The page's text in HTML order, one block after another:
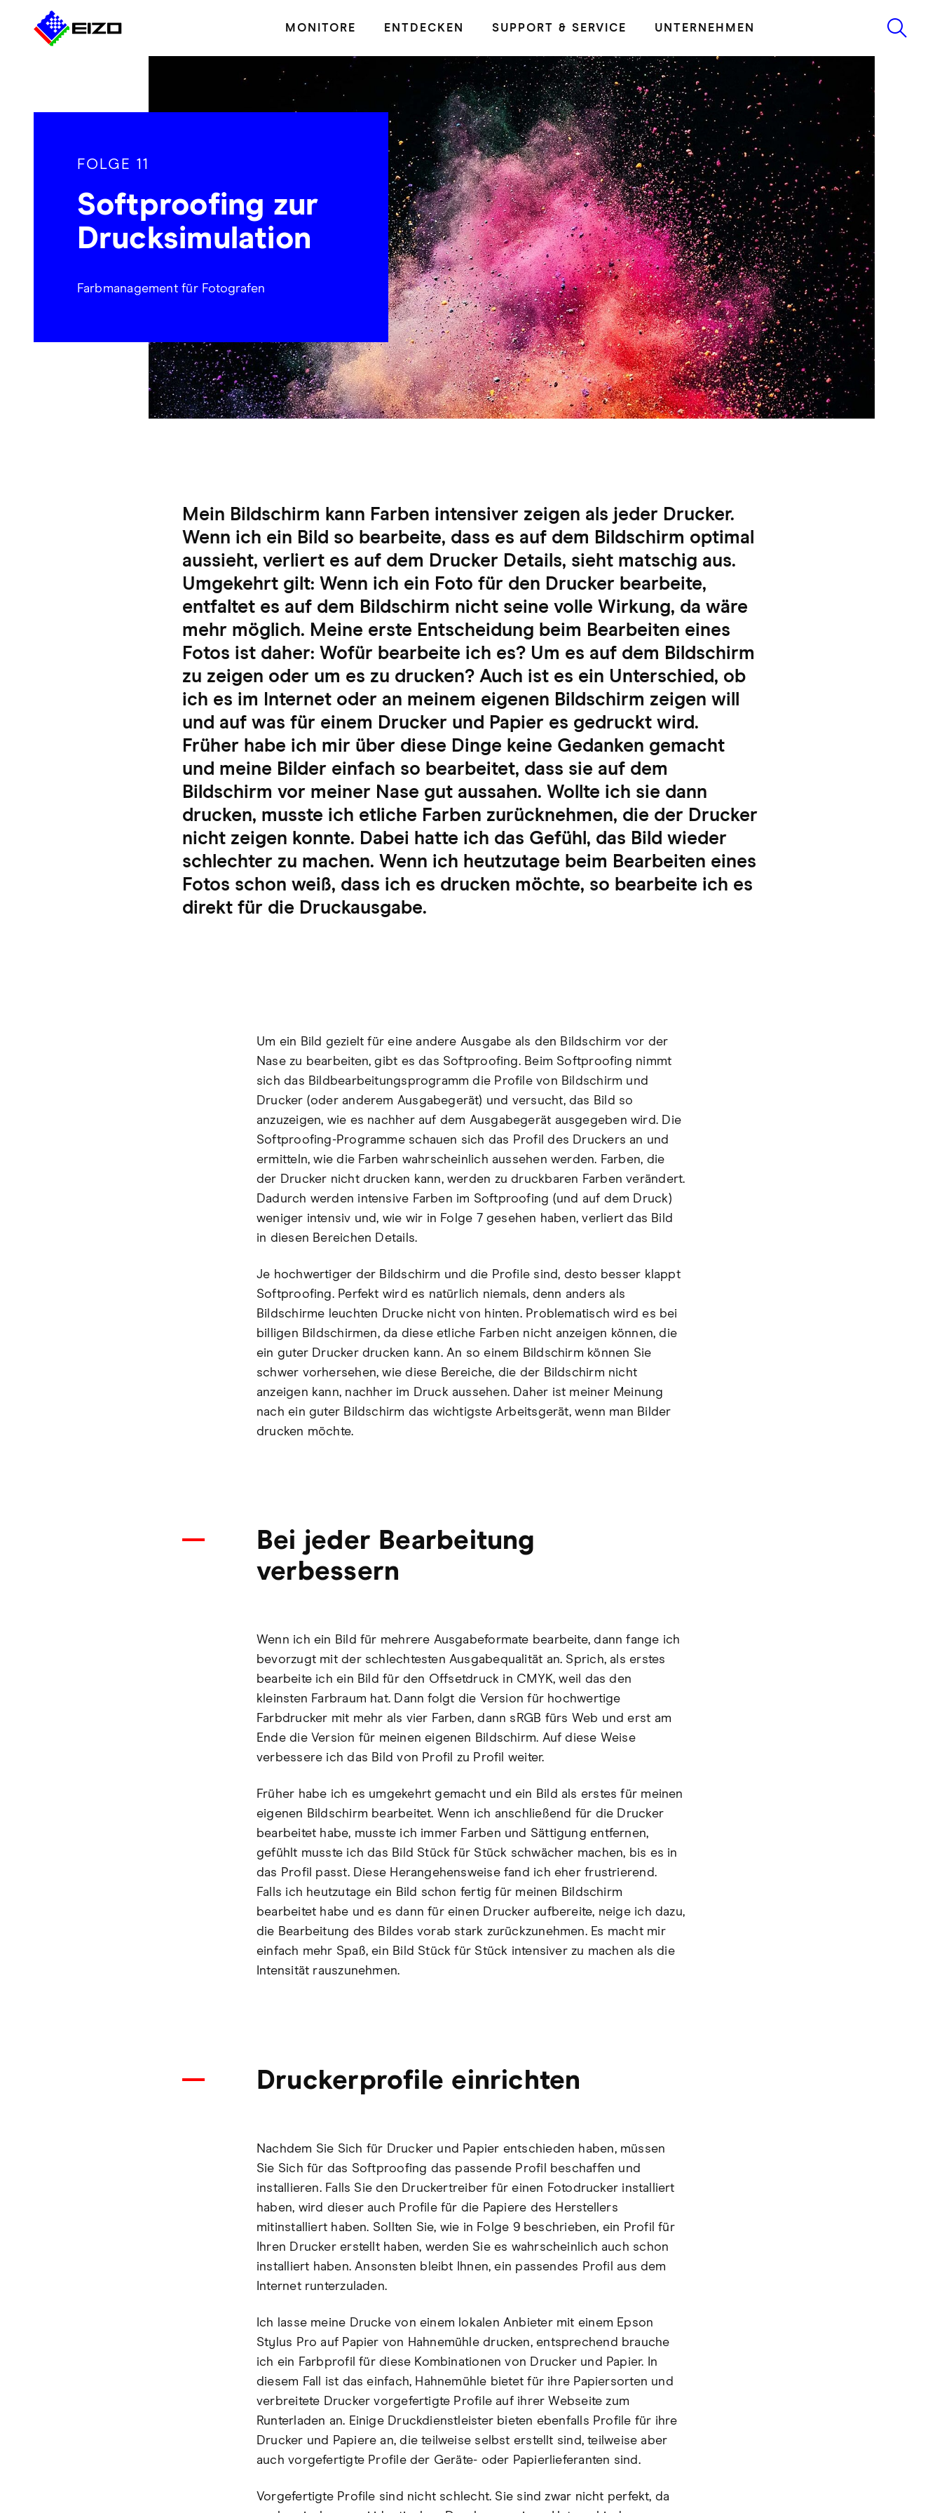
MONITORE ENTDECKEN SUPPORT & SERVICE UNTERNEHMEN
FOLGE 11
Softproofing zur
Drucksimulation
Farbmanagement für Fotografen
Mein Bildschirm kann Farben intensiver zeigen als jeder Drucker.
Wenn ich ein Bild so bearbeite, dass es auf dem Bildschirm optimal
aussieht, verliert es auf dem Drucker Details, sieht matschig aus.
Umgekehrt gilt: Wenn ich ein Foto für den Drucker bearbeite,
entfaltet es auf dem Bildschirm nicht seine volle Wirkung, da wäre
mehr möglich. Meine erste Entscheidung beim Bearbeiten eines
Fotos ist daher: Wofür bearbeite ich es? Um es auf dem Bildschirm
zu zeigen oder um es zu drucken? Auch ist es ein Unterschied, ob
ich es im Internet oder an meinem eigenen Bildschirm zeigen will
und auf was für einem Drucker und Papier es gedruckt wird.
Früher habe ich mir über diese Dinge keine Gedanken gemacht
und meine Bilder einfach so bearbeitet, dass sie auf dem
Bildschirm vor meiner Nase gut aussahen. Wollte ich sie dann
drucken, musste ich etliche Farben zurücknehmen, die der Drucker
nicht zeigen konnte. Dabei hatte ich das Gefühl, das Bild wieder
schlechter zu machen. Wenn ich heutzutage beim Bearbeiten eines
Fotos schon weiß, dass ich es drucken möchte, so bearbeite ich es
direkt für die Druckausgabe.
Um ein Bild gezielt für eine andere Ausgabe als den Bildschirm vor der
Nase zu bearbeiten, gibt es das Softproofing. Beim Softproofing nimmt
sich das Bildbearbeitungsprogramm die Profile von Bildschirm und
Drucker (oder anderem Ausgabegerät) und versucht, das Bild so
anzuzeigen, wie es nachher auf dem Ausgabegerät ausgegeben wird. Die
Softproofing-Programme schauen sich das Profil des Druckers an und
ermitteln, wie die Farben wahrscheinlich aussehen werden. Farben, die
der Drucker nicht drucken kann, werden zu druckbaren Farben verändert.
Dadurch werden intensive Farben im Softproofing (und auf dem Druck)
weniger intensiv und, wie wir in Folge 7 gesehen haben, verliert das Bild
in diesen Bereichen Details.
Je hochwertiger der Bildschirm und die Profile sind, desto besser klappt
Softproofing. Perfekt wird es natürlich niemals, denn anders als
Bildschirme leuchten Drucke nicht von hinten. Problematisch wird es bei
billigen Bildschirmen, da diese etliche Farben nicht anzeigen können, die
ein guter Drucker drucken kann. An so einem Bildschirm können Sie
schwer vorhersehen, wie diese Bereiche, die der Bildschirm nicht
anzeigen kann, nachher im Druck aussehen. Daher ist meiner Meinung
nach ein guter Bildschirm das wichtigste Arbeitsgerät, wenn man Bilder
drucken möchte.
Bei jeder Bearbeitung
verbessern
Wenn ich ein Bild für mehrere Ausgabeformate bearbeite, dann fange ich
bevorzugt mit der schlechtesten Ausgabequalität an. Sprich, als erstes
bearbeite ich ein Bild für den Offsetdruck in CMYK, weil das den
kleinsten Farbraum hat. Dann folgt die Version für hochwertige
Farbdrucker mit mehr als vier Farben, dann sRGB fürs Web und erst am
Ende die Version für meinen eigenen Bildschirm. Auf diese Weise
verbessere ich das Bild von Profil zu Profil weiter.
Früher habe ich es umgekehrt gemacht und ein Bild als erstes für meinen
eigenen Bildschirm bearbeitet. Wenn ich anschließend für die Drucker
bearbeitet habe, musste ich immer Farben und Sättigung entfernen,
gefühlt musste ich das Bild Stück für Stück schwächer machen, bis es in
das Profil passt. Diese Herangehensweise fand ich eher frustrierend.
Falls ich heutzutage ein Bild schon fertig für meinen Bildschirm
bearbeitet habe und es dann für einen Drucker aufbereite, neige ich dazu,
die Bearbeitung des Bildes vorab stark zurückzunehmen. Es macht mir
einfach mehr Spaß, ein Bild Stück für Stück intensiver zu machen als die
Intensität rauszunehmen.
Druckerprofile einrichten
Nachdem Sie Sich für Drucker und Papier entschieden haben, müssen
Sie Sich für das Softproofing das passende Profil beschaffen und
installieren. Falls Sie den Druckertreiber für einen Fotodrucker installiert
haben, wird dieser auch Profile für die Papiere des Herstellers
mitinstalliert haben. Sollten Sie, wie in Folge 9 beschrieben, ein Profil für
Ihren Drucker erstellt haben, werden Sie es wahrscheinlich auch schon
installiert haben. Ansonsten bleibt Ihnen, ein passendes Profil aus dem
Internet runterzuladen.
Ich lasse meine Drucke von einem lokalen Anbieter mit einem Epson
Stylus Pro auf Papier von Hahnemühle drucken, entsprechend brauche
ich ein Farbprofil für diese Kombinationen von Drucker und Papier. In
diesem Fall ist das einfach, Hahnemühle bietet für ihre Papiersorten und
verbreitete Drucker vorgefertigte Profile auf ihrer Webseite zum
Runterladen an. Einige Druckdienstleister bieten ebenfalls Profile für ihre
Drucker und Papiere an, die teilweise selbst erstellt sind, teilweise aber
auch vorgefertigte Profile der Geräte- oder Papierlieferanten sind.
Vorgefertigte Profile sind nicht schlecht. Sie sind zwar nicht perfekt, da